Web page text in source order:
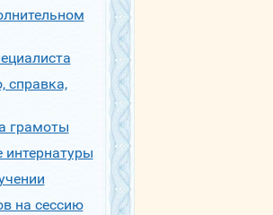
справка,
грамоты
интернатуры
на сессию